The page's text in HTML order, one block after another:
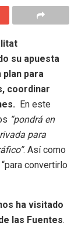
su apuesta
para
coordinar
En este
“pondrá en
para
. Así como
convertirlo
ha visitado
las Fuentes.